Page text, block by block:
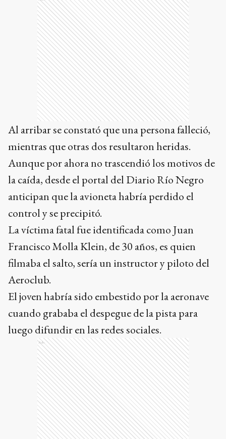
Al arribar se constató que una persona falleció,
mientras que otras dos resultaron heridas.
Aunque por ahora no trascendió los motivos de
la caída, desde el portal del Diario Río Negro
anticipan que la avioneta habría perdido el
control y se precipitó.
La víctima fatal fue identificada como Juan
Francisco Molla Klein, de 30 años, es quien
filmaba el salto, sería un instructor y piloto del
Aeroclub.
El joven habría sido embestido por la aeronave
cuando grababa el despegue de la pista para
luego difundir en las redes sociales.
Ads